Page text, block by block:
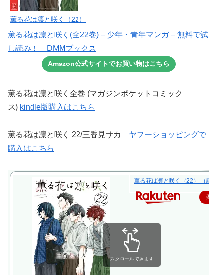
薫る花は凛と咲く（22）
薫る花は凛と咲く(全22巻) – 少年・青年マンガ – 無料で試
し読み！ – DMMブックス
Amazon公式サイトでお買い物はこちら
薫る花は凛と咲く全巻 (マガジンポケットコミック
ス) kindle版購入はこちら
薫る花は凛と咲く 22/三香見サカ ヤフーショッピングで
購入はこちら
薫る花は凛と咲く（22） （講
楽
スクロールできます